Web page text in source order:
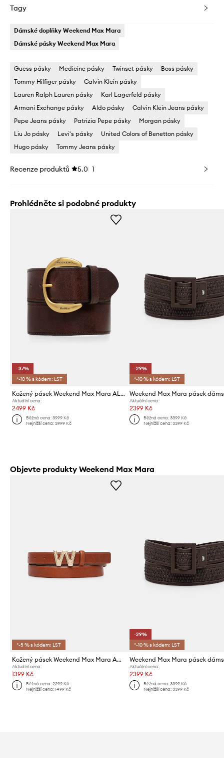
Tagy
Dámské doplňky Weekend Max Mara
Dámské pásky Weekend Max Mara
Guess pásky Medicine pásky Twinset pásky
Boss pásky
Tommy Hilfiger pásky
Calvin Klein pásky
Lauren Ralph Lauren pásky
Karl Lagerfeld pásky
Armani Exchange pásky
Aldo pásky
Calvin Klein Jeans pásky
Pepe Jeans pásky
Patrizia Pepe pásky
Morgan pásky
Liu Jo pásky
Levi's pásky
United Colors of Benetton pásky
Hugo pásky
Tommy Jeans pásky
Recenze produktů 5.0 1
Prohlédněte si podobné produkty
-37%
*-10 % s kódem: LST
Kožený pásek Weekend Max Mara ALACCATO
Aktuální cena:
2499 Kč
Běžná cena:3999 Kč
Nejnižší cena:3999 Kč
-29%
*-10 % s kódem: LST
Aktuální cena:
2399 Kč
Běžná cena: 3399 Kč
Nejnižší cena: 3399 Kč
Objevte produkty Weekend Max Mara
*-5 % s kódem: LST
Kožený pásek Weekend Max Mara AWEST
Aktuální cena:
1399 Kč
Běžná cena:2299 Kč
Nejnižší cena:1499 Kč
-29%
*-10 % s kódem: LST
Aktuální cena:
2399 Kč
Běžná cena: 3399 Kč
Nejnižší cena: 3399 Kč